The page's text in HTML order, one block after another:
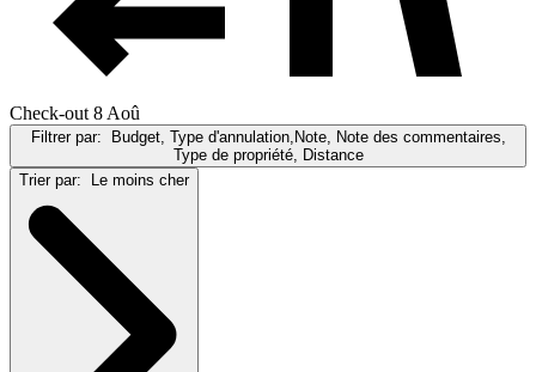
Check-out 8 Aoû
Filtrer par:
Budget, Type d'annulation,Note, Note des commentaires,
Type de propriété, Distance
Trier par:
Le moins cher